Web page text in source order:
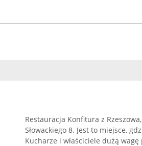
Restauracja Konfitura z
Słowackiego 8. Jest to miejsce,
Kucharze i właściciele dużą